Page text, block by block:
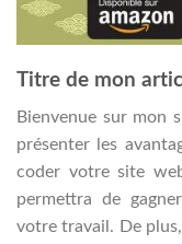
Titre de mon
Bienvenue sur mon
présenter les
coder votre site
permettra de
votre travail. De